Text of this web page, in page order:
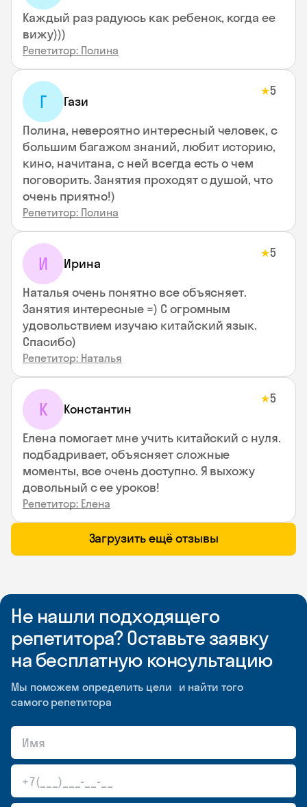
Каждый раз радуюсь как ребенок, когда ее
вижу)))
Репетитор: Полина
Г Гази
★5
Полина, невероятно интересный человек, с
большим багажом знаний, любит историю,
кино, начитана, с ней всегда есть о чем
поговорить. Занятия проходят с душой, что
очень приятно!)
Репетитор: Полина
И Ирина
★5
Наталья очень понятно все объясняет.
Занятия интересные =) С огромным
удовольствием изучаю китайский язык.
Спасибо)
Репетитор: Наталья
К Константин
★5
Елена помогает мне учить китайский с нуля.
подбадривает, объясняет сложные
моменты, все очень доступно. Я выхожу
довольный с ее уроков!
Репетитор: Елена
Загрузить ещё отзывы
Не нашли подходящего
репетитора? Оставьте заявку
на бесплатную консультацию
Мы поможем определить цели и найти того
самого репетитора